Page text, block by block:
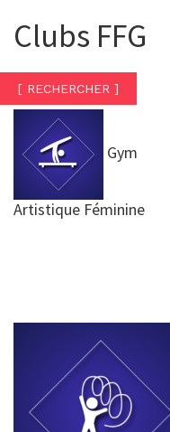
Clubs FFG
[ RECHERCHER ]
Gym
Artistique Féminine